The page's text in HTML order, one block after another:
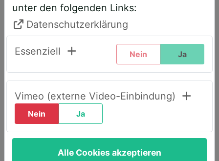
wenn Sie diesen Text zum ersten Mal
sehen, um weiterhin vollen Zugriff zu
haben:
Klicken Sie oben rechts auf den Reiter
„LOGIN AWS+“.
Geben Sie dort Ihre E-Mail-Adresse
ein.
Wählen Sie die Option „Passwort
vergessen“.
Sie erhalten umgehend eine E-Mail mit
unter den folgenden Links:
Datenschutzerklärung
Essenziell Nein Ja
Vimeo (externe Video-Einbindung)
Nein Ja
Alle Cookies akzeptieren